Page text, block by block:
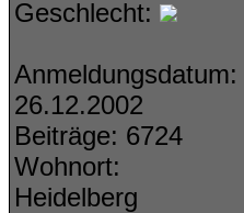
Geschlecht:
Anmeldungsdatum:
26.12.2002
Beiträge: 6724
Wohnort:
Heidelberg